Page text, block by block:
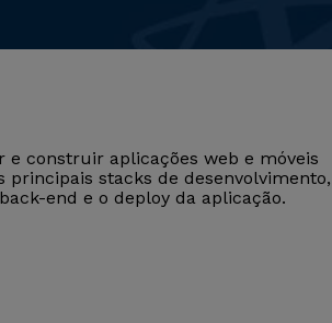
e construir aplicações web e móveis
stacks de
end e o deploy da aplicação.